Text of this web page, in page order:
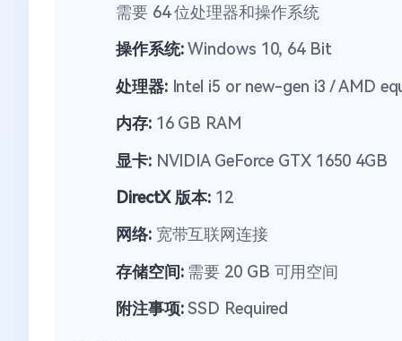
需要 64 位处理器和操作系统
操作系统:Windows 10, 64 Bit
处理器:Intel i5 or new-gen i3 / AMD
内存:16 GB RAM
显卡:NVIDIA GeForce GTX 1650 4GB
DirectX 版本:12
网络:宽带互联网连接
存储空间:需要 20 GB 可用空间
附注事项:SSD Required